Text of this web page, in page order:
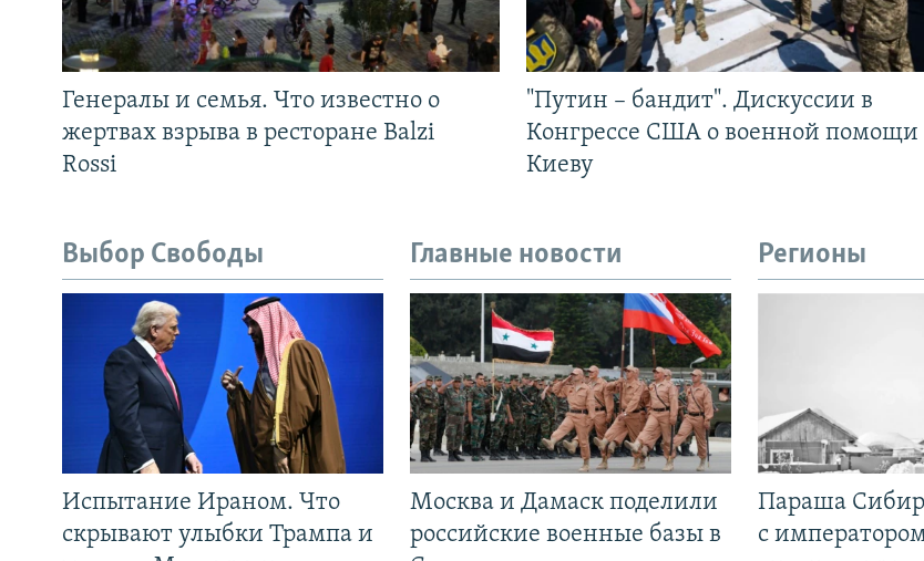
Генералы и семья. Что известно о
жертвах взрыва в ресторане Balzi
Rossi
"Путин – бандит". Дискуссии в
Конгрессе США о военной помощи
Киеву
Выбор Свободы
Испытание Ираном. Что
скрывают улыбки Трампа и
Главные новости
Москва и Дамаск поделили
российские военные базы в
Регионы
Параша
с